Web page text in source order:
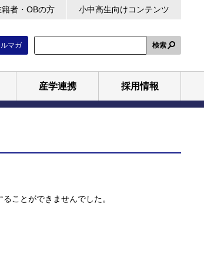
者・OBの方 小中高生向けコンテンツ
マガ 検索
産学連携 採用情報
ことができませんでした。